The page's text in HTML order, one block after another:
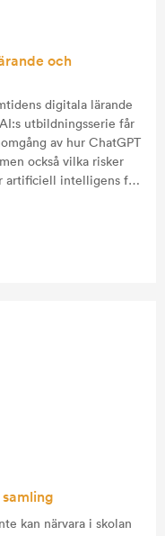
och
digitala lärande
utbildningsserie får
av hur ChatGPT
också vilka risker
artificiell intelligens får
eget lärande? Då är
kan närvara i skolan